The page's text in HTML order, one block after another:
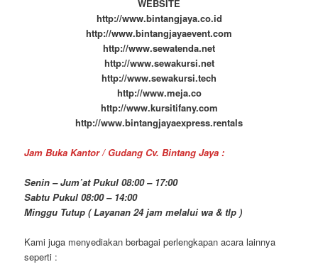
WEBSITE
http://www.bintangjaya.co.id
http://www.bintangjayaevent.com
http://www.sewatenda.net
http://www.sewakursi.net
http://www.sewakursi.tech
http://www.meja.co
http://www.kursitifany.com
http://www.bintangjayaexpress.rentals
Jam Buka Kantor / Gudang Cv. Bintang Jaya :
Senin – Jum’at Pukul 08:00 – 17:00
Sabtu Pukul 08:00 – 14:00
Minggu Tutup ( Layanan 24 jam melalui wa & tlp )
Kami juga menyediakan berbagai perlengkapan acara lainnya
seperti :